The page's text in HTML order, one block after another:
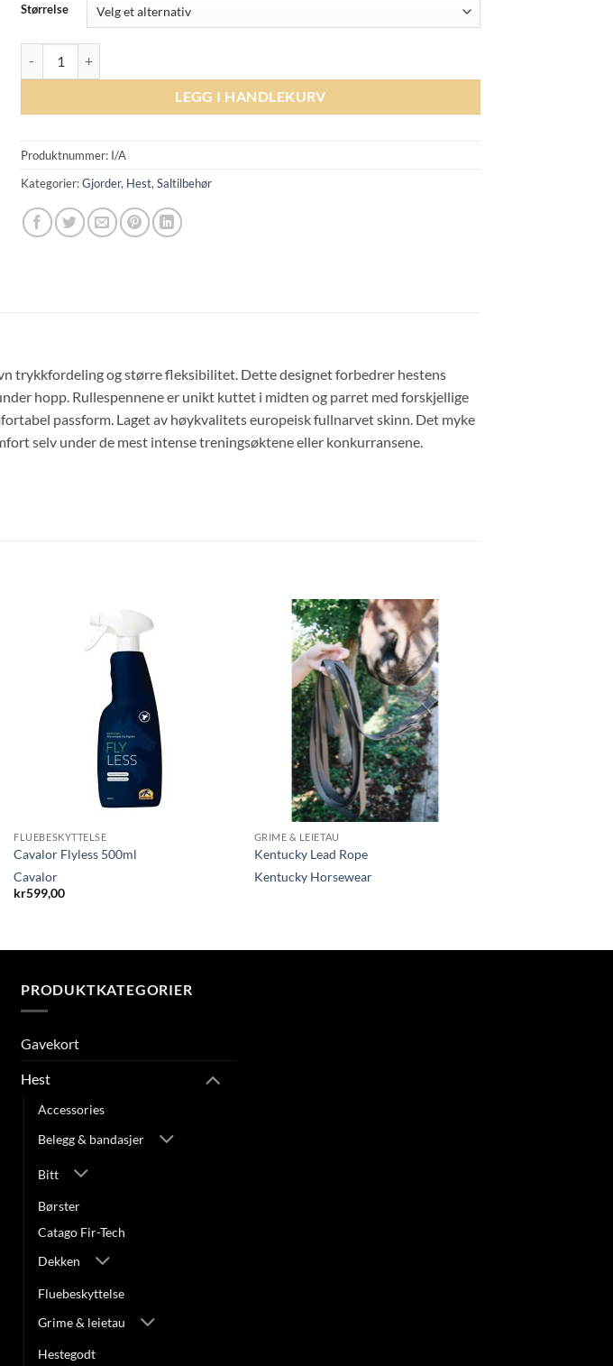
Størrelse
LEGG I HANDLEKURV
Produktnummer: I/A
Kategorier:Gjorder, Hest, Saltilbehør
trykkfordeling og større fleksibilitet. Dette designet forbedrer hestens
hopp. Rullespennene er unikt kuttet i midten og parret med forskjellige
passform. Laget av høykvalitets europeisk fullnarvet skinn. Det myke
selv under de mest intense treningsøktene eller konkurransene.
FLUEBESKYTTELSE
Cavalor Flyless 500ml
Cavalor
kr599,00
GRIME & LEIETAU
Kentucky Lead Rope
Kentucky Horsewear
PRODUKTKATEGORIER
Gavekort
Hest
Accessories
Belegg & bandasjer
Bitt
Børster
Catago Fir-Tech
Dekken
Fluebeskyttelse
Grime & leietau
Hestegodt